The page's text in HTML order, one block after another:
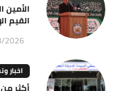
الأمين
القيم
2026
اخبار